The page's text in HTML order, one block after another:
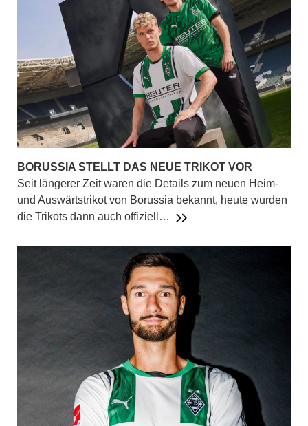
BORUSSIA STELLT DAS NEUE TRIKOT VOR
Seit längerer Zeit waren die Details zum neuen Heim-
und Auswärtstrikot von Borussia bekannt, heute wurden
die Trikots dann auch offiziell…